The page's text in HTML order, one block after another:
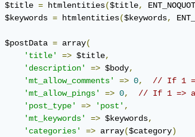
$title
= htmlentities($title,
$keywords
= htmlentities($keywords,
$postData
= array(
'title'
=> $title,
'description'
=> $body,
'mt_allow_comments'
=> 0,
// If 1 =>
'mt_allow_pings'
=> 0,
// If 1 =>
'post_type'
=> 'post' ,
'mt_keywords'
=> $keywords,
'categories'
=> array($category)